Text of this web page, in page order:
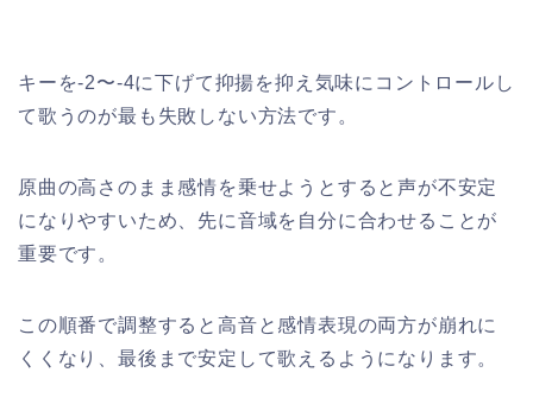
キーを-2〜-4に下げて抑揚を抑え気味にコントロールし
て歌うのが最も失敗しない方法です。
原曲の高さのまま感情を乗せようとすると声が不安定
になりやすいため、先に音域を自分に合わせることが
重要です。
この順番で調整すると高音と感情表現の両方が崩れに
くくなり、最後まで安定して歌えるようになります。